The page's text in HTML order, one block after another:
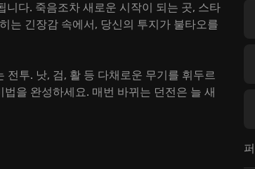
다. 죽음조차 새로운 시작이 되는 곳, 스타
는 긴장감 속에서, 당신의 투지가 불타오를
투. 낫, 검, 활 등 다채로운 무기를 휘두르
을 완성하세요. 매번 바뀌는 던전은 늘 새